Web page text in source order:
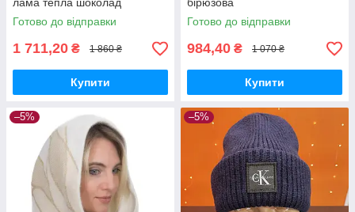
лама тепла шоколад
Готово до відправки
1 711,20 ₴ 1 860 ₴
Купити
бірюзова
Готово до відправки
984,40 ₴ 1 070 ₴
Купити
–5% –5%